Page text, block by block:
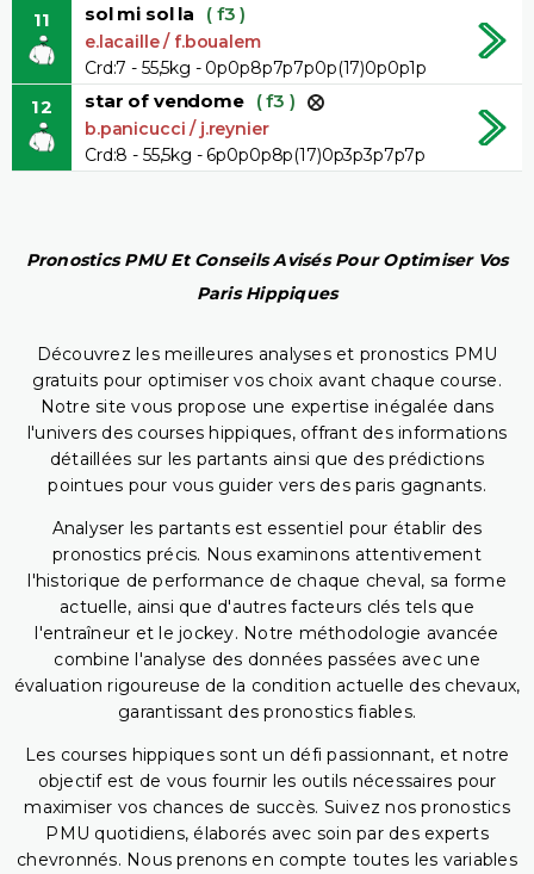
11 sol mi sol la ( f3 )
e.lacaille / f.boualem
Crd:7 - 55,5kg - 0p0p8p7p7p0p(17)0p0p1p
12 star of vendome ( f3 )
b.panicucci / j.reynier
Crd:8 - 55,5kg - 6p0p0p8p(17)0p3p3p7p7p
Pronostics PMU Et Conseils Avisés Pour Optimiser Vos
Paris Hippiques
Découvrez les meilleures analyses et pronostics PMU
gratuits pour optimiser vos choix avant chaque course.
Notre site vous propose une expertise inégalée dans
l'univers des courses hippiques, offrant des informations
détaillées sur les partants ainsi que des prédictions
pointues pour vous guider vers des paris gagnants.
Analyser les partants est essentiel pour établir des
pronostics précis. Nous examinons attentivement
l'historique de performance de chaque cheval, sa forme
actuelle, ainsi que d'autres facteurs clés tels que
l'entraîneur et le jockey. Notre méthodologie avancée
combine l'analyse des données passées avec une
évaluation rigoureuse de la condition actuelle des chevaux,
garantissant des pronostics fiables.
Les courses hippiques sont un défi passionnant, et notre
objectif est de vous fournir les outils nécessaires pour
maximiser vos chances de succès. Suivez nos pronostics
PMU quotidiens, élaborés avec soin par des experts
chevronnés. Nous prenons en compte toutes les variables